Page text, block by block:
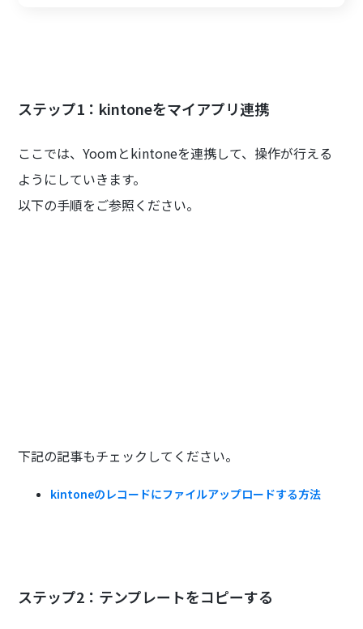
ステップ1：kintoneをマイアプリ連携
ここでは、Yoomとkintoneを連携して、操作が行える
ようにしていきます。
以下の手順をご参照ください。
下記の記事もチェックしてください。
kintoneのレコードにファイルアップロードする方法
ステップ2：テンプレートをコピーする